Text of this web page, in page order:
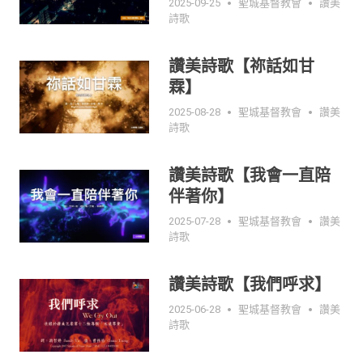
2025-09-25 聖城基督教會
讚美
詩歌
讚美詩歌【祢話如甘
霖】
2025-08-28 聖城基督教會
讚美
詩歌
讚美詩歌【我會一直陪
伴著你】
2025-07-28 聖城基督教會
讚美
詩歌
讚美詩歌【我們呼求】
2025-06-28 聖城基督教會
讚美
詩歌